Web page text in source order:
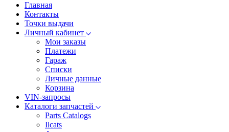
Главная
Контакты
Точки выдачи
Личный кабинет
Мои заказы
Платежи
Гараж
Списки
Личные данные
Корзина
VIN-запросы
Каталоги запчастей
Parts Catalogs
Ilcats